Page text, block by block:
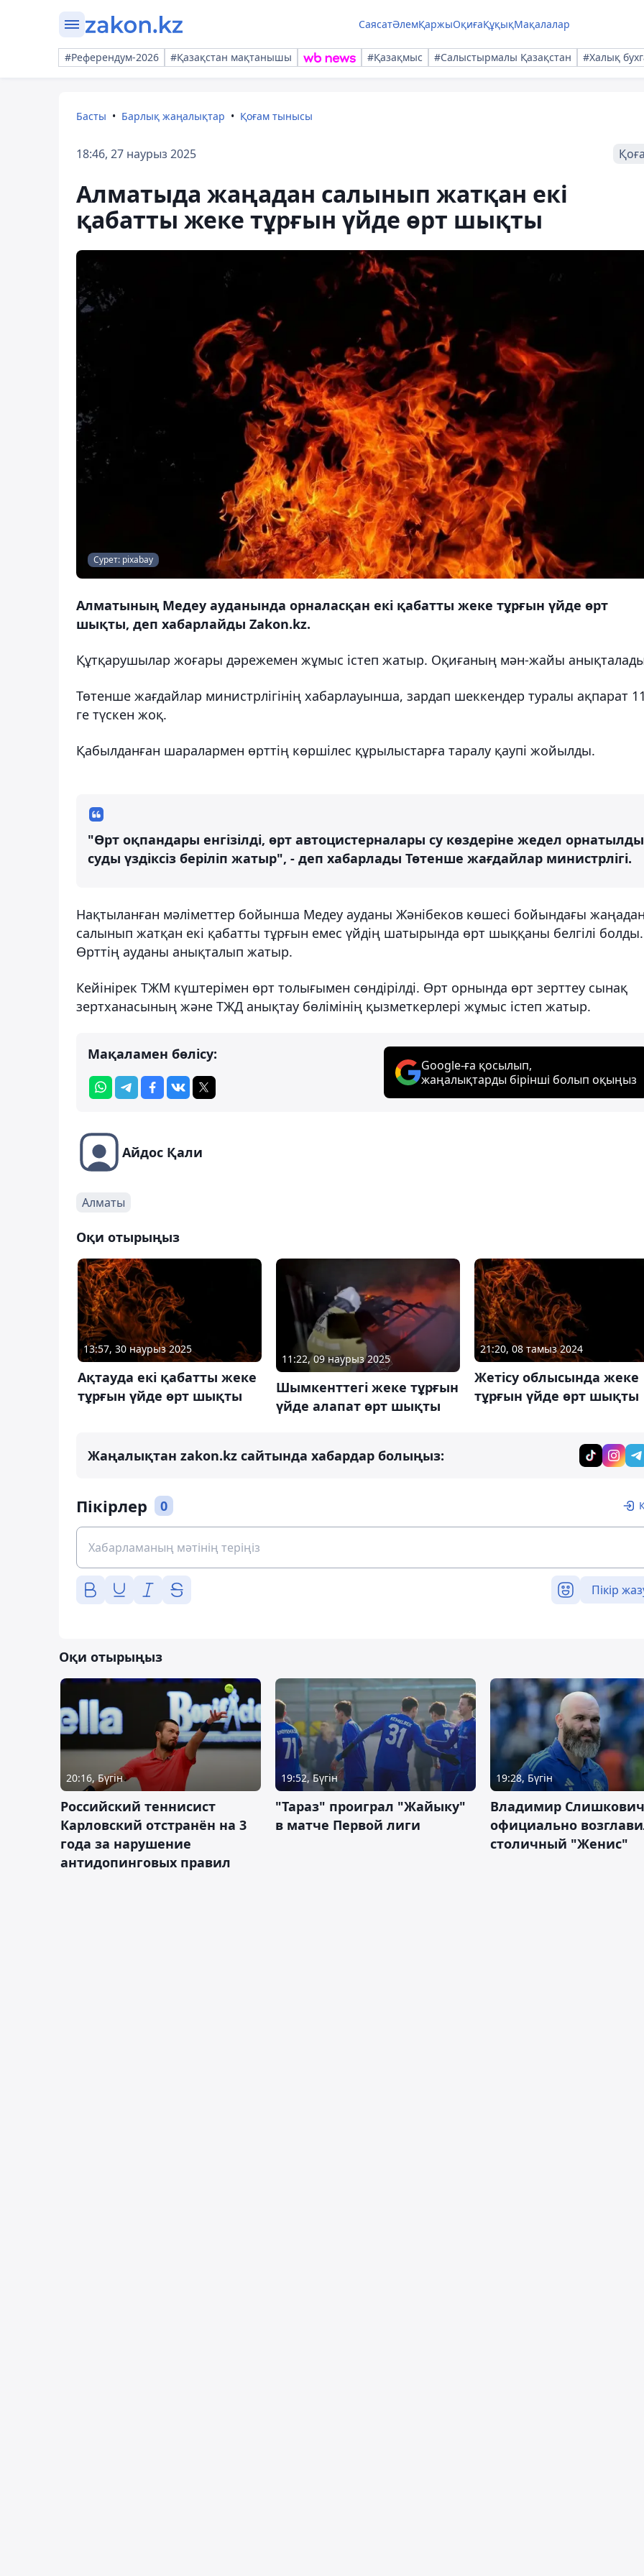
СаясатӘлемҚаржыОқиғаҚұқықМақалалар
#Референдум-2026 #Қазақстан мақтанышы #Қазақмыс #Салыстырмалы Қазақстан #Халық
Басты Барлық жаңалықтар Қоғам тынысы
18:46, 27 наурыз 2025
Алматыда жаңадан салынып жатқан екі
қабатты жеке тұрғын үйде өрт шықты
Сурет: pixabay
Алматының Медеу ауданында орналасқан екі қабатты жеке тұрғын үйде өрт
шықты, деп хабарлайды Zakon.kz.
Құтқарушылар жоғары дәрежемен жұмыс істеп жатыр. Оқиғаның мән-жайы
Төтенше жағдайлар министрлігінің хабарлауынша, зардап шеккендер туралы ақпарат
ге түскен жоқ.
Қабылданған шаралармен өрттің көршілес құрылыстарға таралу қаупі жойылды.
"Өрт оқпандары енгізілді, өрт автоцистерналары су көздеріне жедел
суды үздіксіз беріліп жатыр", - деп хабарлады Төтенше жағдайлар министрлігі.
Нақтыланған мәліметтер бойынша Медеу ауданы Жәнібеков көшесі бойындағы жаңадан
салынып жатқан екі қабатты тұрғын емес үйдің шатырында өрт шыққаны белгілі болды.
Өрттің ауданы анықталып жатыр.
Кейінірек ТЖМ күштерімен өрт толығымен сөндірілді. Өрт орнында өрт зерттеу сынақ
зертханасының және ТЖД анықтау бөлімінің қызметкерлері жұмыс істеп жатыр.
Мақаламен бөлісу:
Google-ға қосылып,
жаңалықтарды бірінші болып оқыңыз
Айдос Қали
Алматы
Оқи отырыңыз
13:57, 30 наурыз 2025
Ақтауда екі қабатты жеке
тұрғын үйде өрт шықты
11:22, 09 наурыз 2025
Шымкенттегі жеке тұрғын
үйде алапат өрт шықты
21:20, 08 тамыз 2024
Жетісу облысында жеке
тұрғын үйде өрт шықты
Жаңалықтан zakon.kz сайтында хабардар болыңыз:
Пікірлер 0
Пікір
Оқи отырыңыз
20:16, Бүгін
Российский теннисист
Карловский отстранён на 3
года за нарушение
антидопинговых правил
19:52, Бүгін
"Тараз" проиграл "Жайыку"
в матче Первой лиги
19:28, Бүгін
Владимир Слишкович
официально
столичный "Женис"